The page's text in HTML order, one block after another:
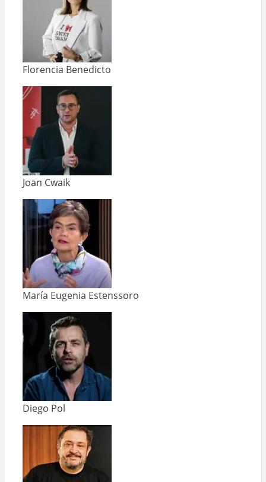
Florencia Benedicto
Joan Cwaik
María Eugenia Estenssoro
Diego Pol